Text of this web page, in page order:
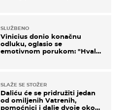
SLUŽBENO
Vinicius donio konačnu
odluku, oglasio se
emotivnom porukom: "Hvala
SLAŽE SE STOŽER
Daliću će se pridružiti jedan
od omiljenih Vatrenih,
pomoćnici i dalje dvoje oko